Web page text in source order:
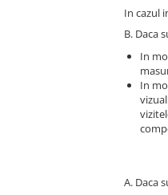
In cazul
B. Daca
In
In
A. Daca